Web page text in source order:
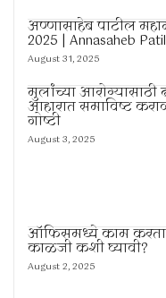
अण्णासाहेब पाटील
2025 | Annasaheb
August 31, 2025
मुलांच्या आरोग्यासाठी
आहारात समाविष्ट
गोष्टी
August 3, 2025
ऑफिसमध्ये काम
काळजी कशी घ्यावी?
August 2, 2025